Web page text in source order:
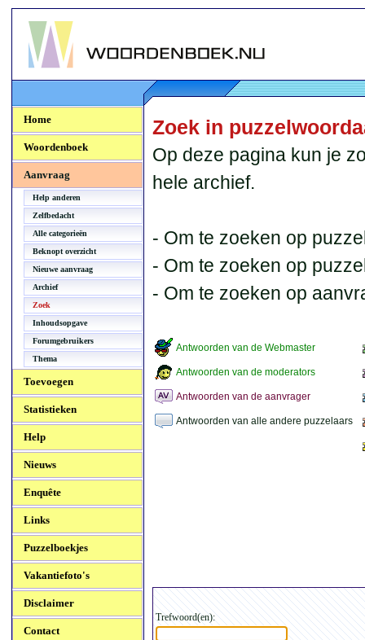
Woordenboek.NU
Home
Woordenboek
Aanvraag
Help anderen
Zelfbedacht
Alle categorieën
Beknopt overzicht
Nieuwe aanvraag
Archief
Zoek
Inhoudsopgave
Forumgebruikers
Thema
Toevoegen
Statistieken
Help
Nieuws
Enquête
Links
Puzzelboekjes
Vakantiefoto's
Disclaimer
Contact
Zoek in
Op deze pagina kun je
hele archief.
- Om te zoeken op
- Om te zoeken op
- Om te zoeken op
Antwoorden van de Webmaster
Antwoorden van de moderators
Antwoorden van de aanvrager
Antwoorden van alle andere puzzelaars
Trefwoord(en):